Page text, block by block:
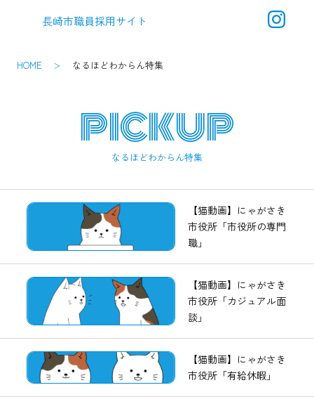
長崎市職員採用サイト
HOME なるほどわからん特集
PICKUP
なるほどわからん特集
【猫動画】にゃがさき
市役所「市役所の専門
職」
【猫動画】にゃがさき
市役所「カジュアル面
談」
【猫動画】にゃがさき
市役所「有給休暇」